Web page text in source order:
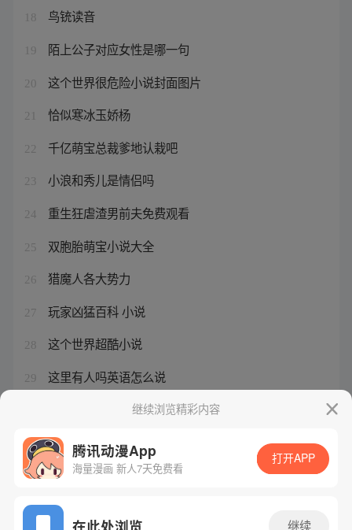
18 鸟铳读音
19 陌上公子对应女性是哪一句
20 这个世界很危险小说封面图片
21 恰似寒冰玉娇杨
22 千亿萌宝总裁爹地认栽吧
23 小浪和秀儿是情侣吗
24 重生狂虐渣男前夫免费观看
25 双胞胎萌宝小说大全
26 猎魔人各大势力
27 玩家凶猛百科 小说
28 这个世界超酷小说
29 这里有人吗英语怎么说
地球人禁猎守则怎么样继续浏览精彩内容
腾讯动漫App
海量漫画 新人7天免费看
打开APP
在此处浏览 继续
网站备案/许可证号：粤B2-20090059-5